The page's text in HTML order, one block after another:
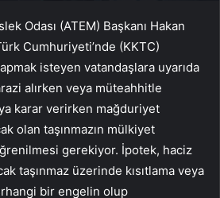
Odası (ATEM) Başkanı Hakan
Cumhuriyeti’nde (KKTC)
isteyen vatandaşlara uyarıda
alırken veya müteahhitle
karar verirken mağduriyet
olan taşınmazın mülkiyet
gerekiyor. İpotek, haciz
taşınmaz üzerinde kısıtlama veya
bir engelin olup